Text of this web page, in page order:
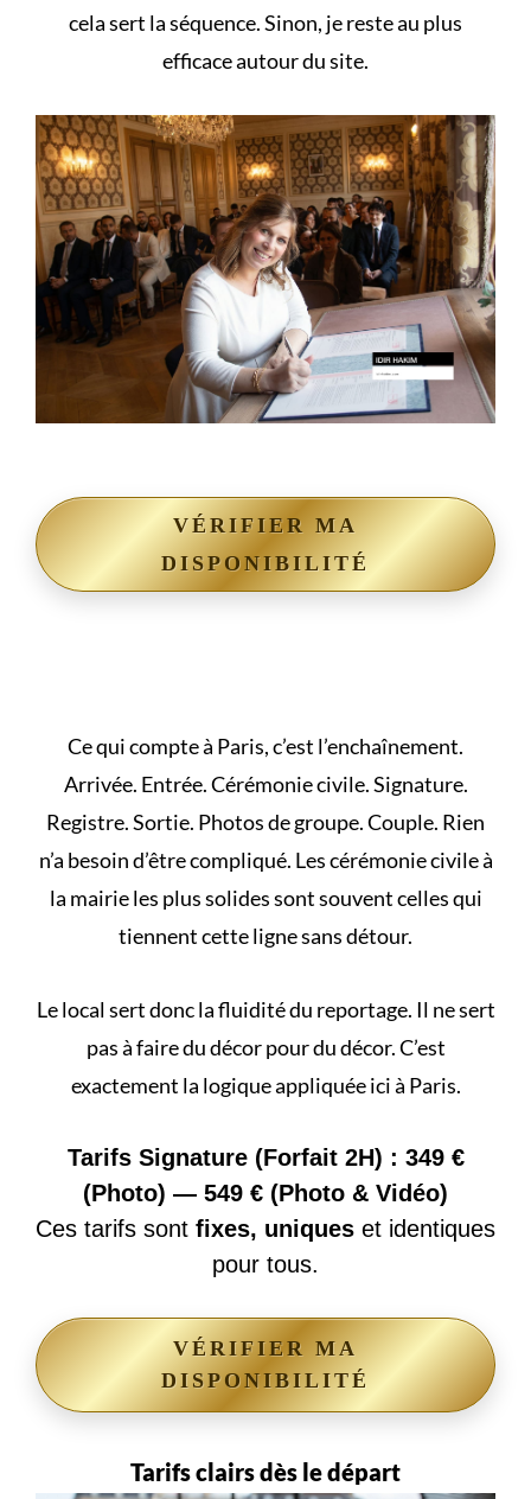
cela sert la séquence. Sinon, je reste au plus
efficace autour du site.
VÉRIFIER MA
DISPONIBILITÉ
Ce qui compte à Paris, c’est l’enchaînement.
Arrivée. Entrée. Cérémonie civile. Signature.
Registre. Sortie. Photos de groupe. Couple. Rien
n’a besoin d’être compliqué. Lescérémonie civile à
la mairieles plus solides sont souvent celles qui
tiennent cette ligne sans détour.
Le local sert donc la fluidité du reportage. Il ne sert
pas à faire du décor pour du décor. C’est
exactement la logique appliquée ici à Paris.
Tarifs Signature (Forfait 2H) : 349 €
(Photo) — 549 € (Photo & Vidéo)
Ces tarifs sont fixes, uniques et identiques
pour tous.
VÉRIFIER MA
DISPONIBILITÉ
Tarifs clairs dès le départ